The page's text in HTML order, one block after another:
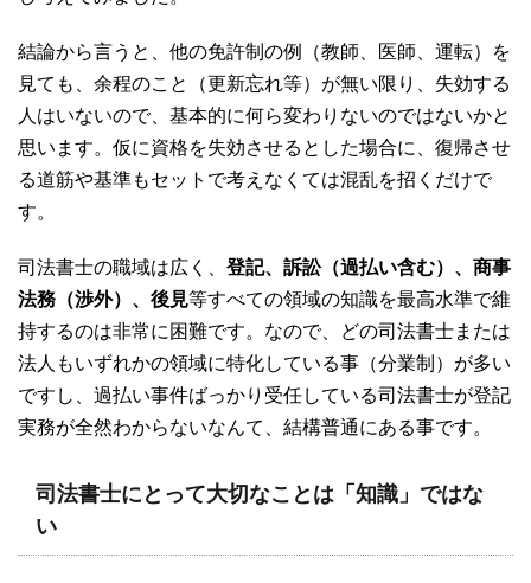
結論から言うと、他の免許制の例（教師、医師、運転）を
見ても、余程のこと（更新忘れ等）が無い限り、失効する
人はいないので、基本的に何ら変わりないのではないかと
思います。仮に資格を失効させるとした場合に、復帰させ
る道筋や基準もセットで考えなくては混乱を招くだけで
す。
司法書士の職域は広く、 登記、訴訟（過払い含む）、商事
法務（渉外）、後見等すべての領域の知識を最高水準で維
持するのは非常に困難です。なので、どの司法書士または
法人もいずれかの領域に特化している事（分業制）が多い
ですし、過払い事件ばっかり受任している司法書士が登記
実務が全然わからないなんて、結構普通にある事です。
司法書士にとって大切なことは「知識」ではな
い